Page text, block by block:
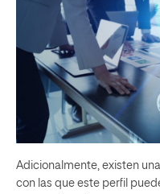
Adicionalmente, existen
con las que este perfil